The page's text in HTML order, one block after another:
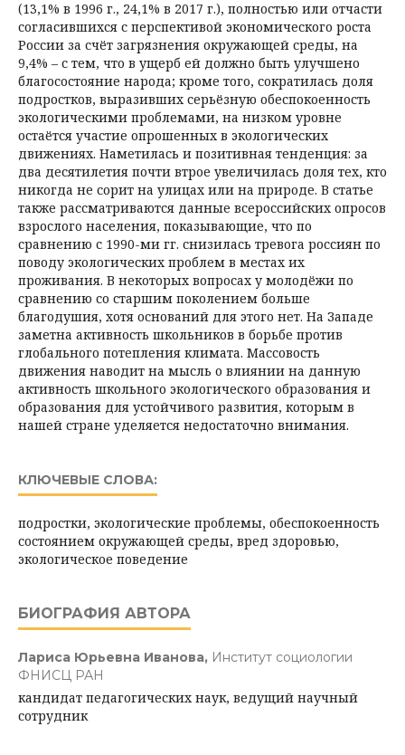
(13,1% в 1996 г., 24,1% в 2017 г.), полностью или отчасти
согласившихся с перспективой экономического роста
России за счёт загрязнения окружающей среды, на
9,4% – с тем, что в ущерб ей должно быть улучшено
благосостояние народа; кроме того, сократилась доля
подростков, выразивших серьёзную обеспокоенность
экологическими проблемами, на низком уровне
остаётся участие опрошенных в экологических
движениях. Наметилась и позитивная тенденция: за
два десятилетия почти втрое увеличилась доля тех, кто
никогда не сорит на улицах или на природе. В статье
также рассматриваются данные всероссийских опросов
взрослого населения, показывающие, что по
сравнению с 1990-ми гг. снизилась тревога россиян по
поводу экологических проблем в местах их
проживания. В некоторых вопросах у молодёжи по
сравнению со старшим поколением больше
благодушия, хотя оснований для этого нет. На Западе
заметна активность школьников в борьбе против
глобального потепления климата. Массовость
движения наводит на мысль о влиянии на данную
активность школьного экологического образования и
образования для устойчивого развития, которым в
нашей стране уделяется недостаточно внимания.
КЛЮЧЕВЫЕ СЛОВА:
подростки, экологические проблемы, обеспокоенность
состоянием окружающей среды, вред здоровью,
экологическое поведение
БИОГРАФИЯ АВТОРА
Лариса Юрьевна Иванова, Институт социологии
ФНИСЦ РАН
кандидат педагогических наук, ведущий научный
сотрудник